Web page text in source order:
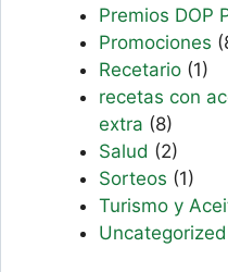
Premios DOP
Promociones
Recetario (1)
recetas con
extra (8)
Salud (2)
Sorteos (1)
Turismo y
Uncategorized